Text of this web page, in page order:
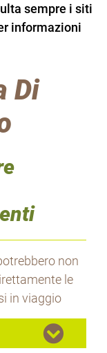
sempre i siti
informazioni
Di
non
le
in viaggio